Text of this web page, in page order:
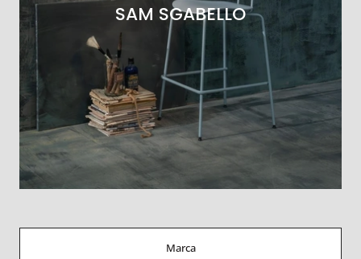
Marca
SAM SGABELLO